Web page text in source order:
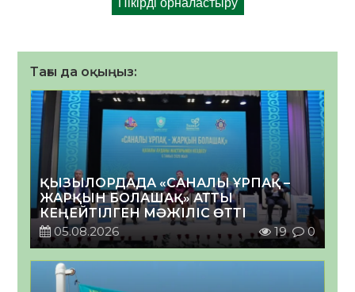
Тағы да оқыңыз:
ҚЫЗЫЛОРДАДА «САНАЛЫ ҰРПАҚ –
ЖАРҚЫН БОЛАШАҚ» АТТЫ
КЕҢЕЙТІЛГЕН МӘЖІЛІС ӨТТІ
05.08.2026
19 0